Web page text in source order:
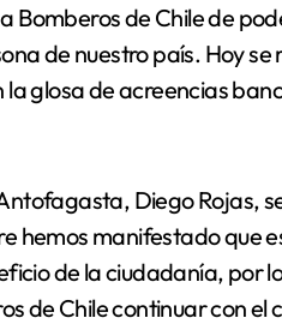
Bomberos de Chile de
de nuestro país. Hoy se
glosa de acreencias
Diego Rojas,
hemos manifestado que
de la ciudadanía, por
de Chile continuar con el